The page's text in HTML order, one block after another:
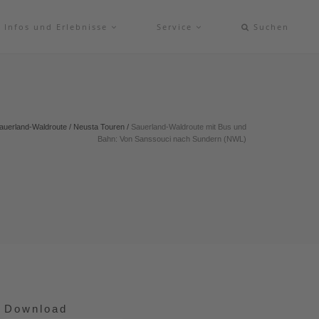
Infos und Erlebnisse Service Suchen
Waldroute / Neusta Touren / Sauerland-Waldroute mit Bus und
Bahn: Von Sanssouci nach Sundern (NWL)
Download